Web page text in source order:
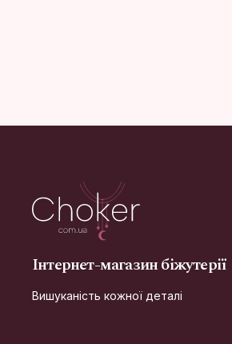
Інтернет-магазин біжутерії
Вишуканість кожної деталі